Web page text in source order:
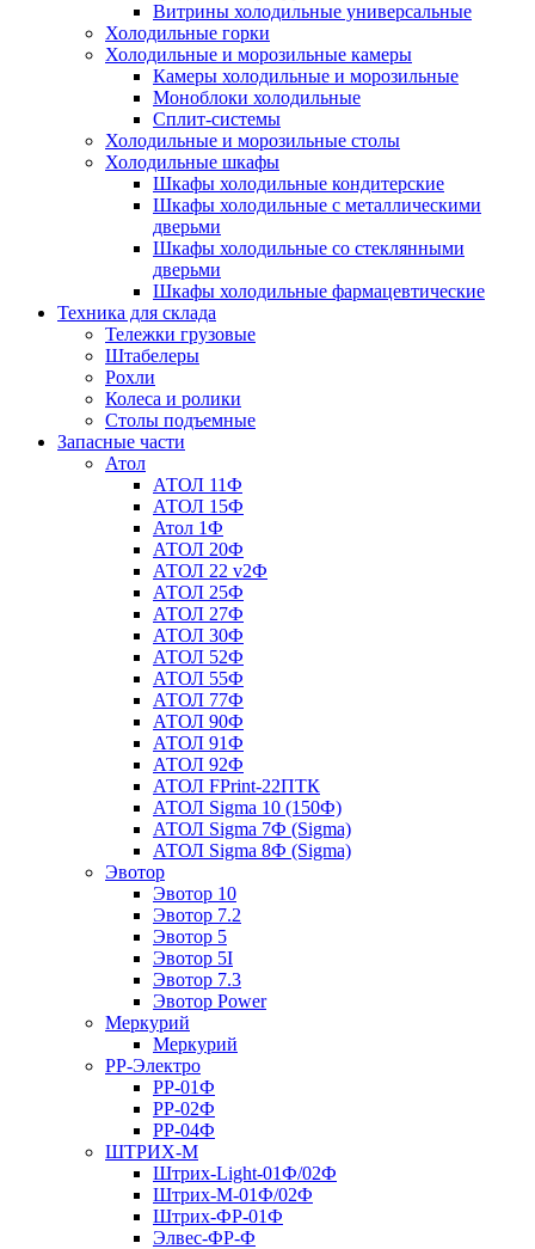
Витрины холодильные универсальные
Холодильные горки
Холодильные и морозильные камеры
Камеры холодильные и морозильные
Моноблоки холодильные
Сплит-системы
Холодильные и морозильные столы
Холодильные шкафы
Шкафы холодильные кондитерские
Шкафы холодильные с металлическими
дверьми
Шкафы холодильные со стеклянными
дверьми
Шкафы холодильные фармацевтические
Техника для склада
Тележки грузовые
Штабелеры
Рохли
Колеса и ролики
Столы подъемные
Запасные части
Атол
АТОЛ 11Ф
АТОЛ 15Ф
Атол 1Ф
АТОЛ 20Ф
АТОЛ 22 v2Ф
АТОЛ 25Ф
АТОЛ 27Ф
АТОЛ 30Ф
АТОЛ 52Ф
АТОЛ 55Ф
АТОЛ 77Ф
АТОЛ 90Ф
АТОЛ 91Ф
АТОЛ 92Ф
АТОЛ FPrint-22ПТК
АТОЛ Sigma 10 (150Ф)
АТОЛ Sigma 7Ф (Sigma)
АТОЛ Sigma 8Ф (Sigma)
Эвотор
Эвотор 10
Эвотор 7.2
Эвотор 5
Эвотор 5I
Эвотор 7.3
Эвотор Power
Меркурий
Меркурий
РР-Электро
РР-01Ф
РР-02Ф
РР-04Ф
ШТРИХ-М
Штрих-Light-01Ф/02Ф
Штрих-М-01Ф/02Ф
Штрих-ФР-01Ф
Элвес-ФР-Ф